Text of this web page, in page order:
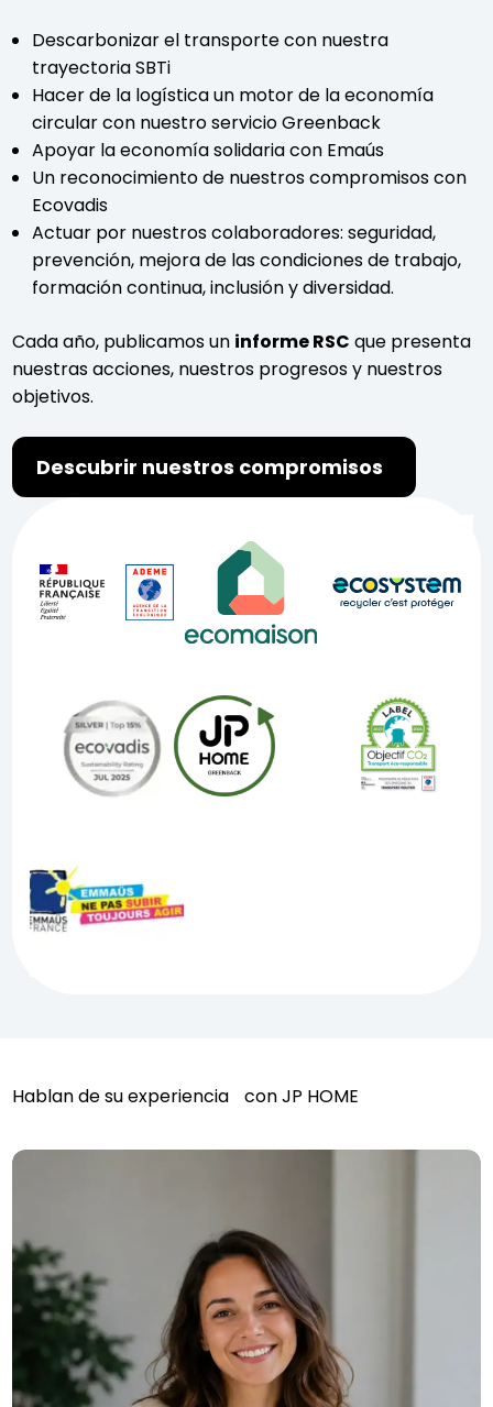
Descarbonizar el transporte con nuestra
trayectoria SBTi
Hacer de la logística un motor de la economía
circular con nuestro servicio Greenback
Apoyar la economía solidaria con Emaús
Un reconocimiento de nuestros compromisos con
Ecovadis
Actuar por nuestros colaboradores: seguridad,
prevención, mejora de las condiciones de trabajo,
formación continua, inclusión y diversidad.
Cada año, publicamos un informe RSC que presenta
nuestras acciones, nuestros progresos y nuestros
objetivos.
Descubrir nuestros compromisos
Hablan de su experiencia con JP HOME